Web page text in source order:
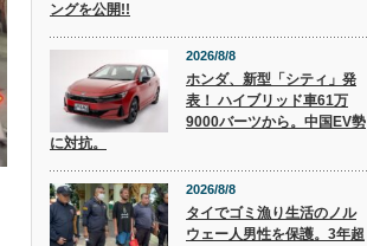
ングを公開!!
2026/8/8
ホンダ、新型「シティ」発
表！ ハイブリッド車61万
9000バーツから。中国EV勢
に対抗。
2026/8/8
タイでゴミ漁り生活のノル
ウェー人男性を保護。3年超